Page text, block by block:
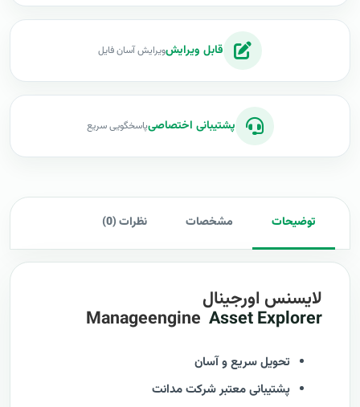
قابل ویرایشویرایش آسان فایل
پشتیبانی اختصاصیپاسخگویی سریع
توضیحات مشخصات نظرات (0)
لایسنس اورجینال
Manageengine Asset Explorer
تحویل سریع و آسان
پشتیبانی معتبر شرکت مدانت